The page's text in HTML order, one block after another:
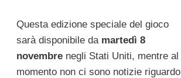
Questa edizione speciale del gioco
sarà disponibile da martedì 8
novembrenegli Stati Uniti, mentre al
momento non ci sono notizie riguardo